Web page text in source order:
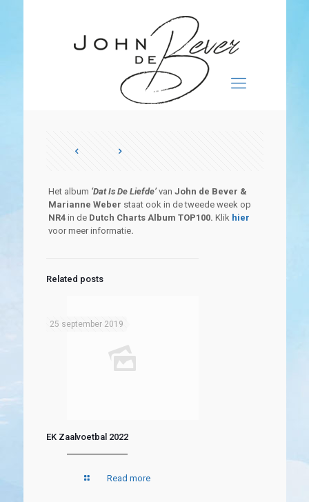
Het album ‘Dat Is De Liefde’ van John de Bever &
Marianne Weber staat ook in de tweede week op
NR4in deDutch Charts Album TOP100. Klikhier
voor meer informatie.
Related posts
25 september 2019
EK Zaalvoetbal 2022
Read more